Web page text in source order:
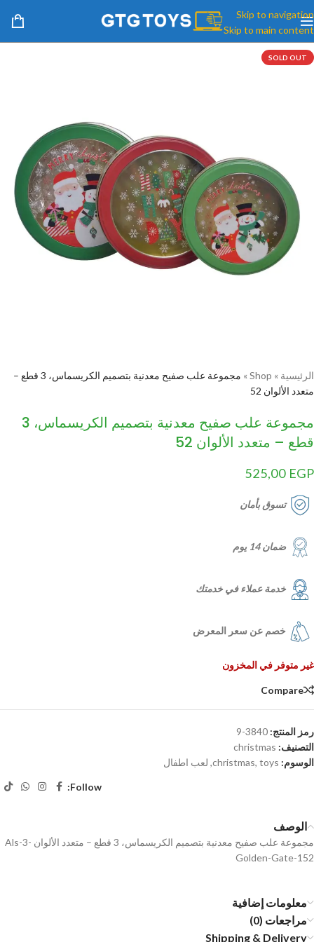
Skip to navigation
Skip to main content
SOLD OUT
الرئيسية »
Shop
»
مجموعة علب صفيح معدنية بتصميم الكريسماس، 3 قطع –
متعدد الألوان 52
مجموعة علب صفيح معدنية بتصميم الكريسماس، 3
قطع – متعدد الألوان 52
525,00 EGP
تسوق بأمان
ضمان 14 يوم
خدمة عملاء في خدمتك
خصم عن سعر المعرض
غير متوفر في المخزون
Compare
رمز المنتج: 3840-9
التصنيف: christmas
الوسوم:
christmas, toys
, لعب اطفال
Follow:
الوصف
مجموعة علب صفيح معدنية بتصميم الكريسماس، 3 قطع – متعدد الألوان Als-3-
Golden-Gate-152
معلومات إضافية
مراجعات (0)
Shipping & Delivery